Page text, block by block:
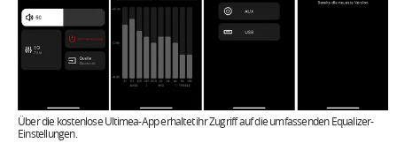
Über die kostenlose Ultimea-App erhaltet ihr Zugriff auf die umfassenden Equalizer-
Einstellungen.